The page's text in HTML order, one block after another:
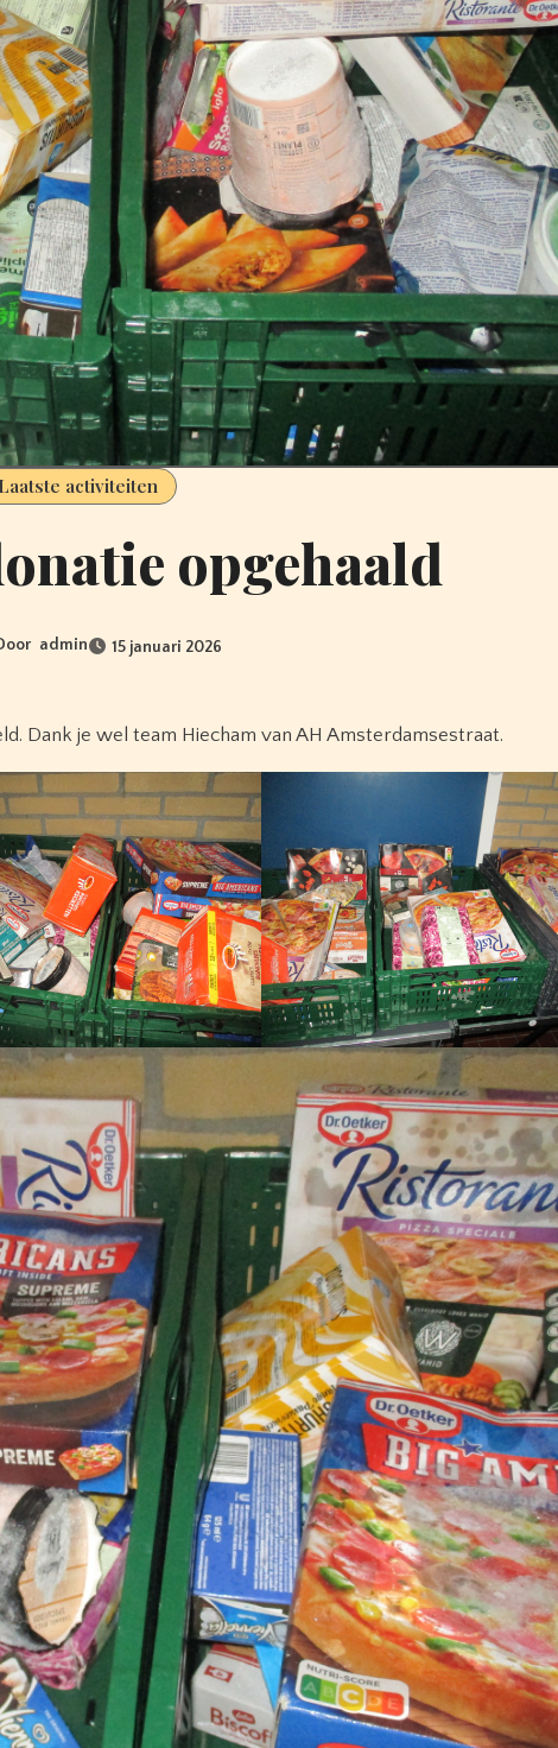
Laatste activiteiten
opgehaald
admin 15 januari 2026
Dank je wel team Hiecham van AH Amsterdamsestraat.